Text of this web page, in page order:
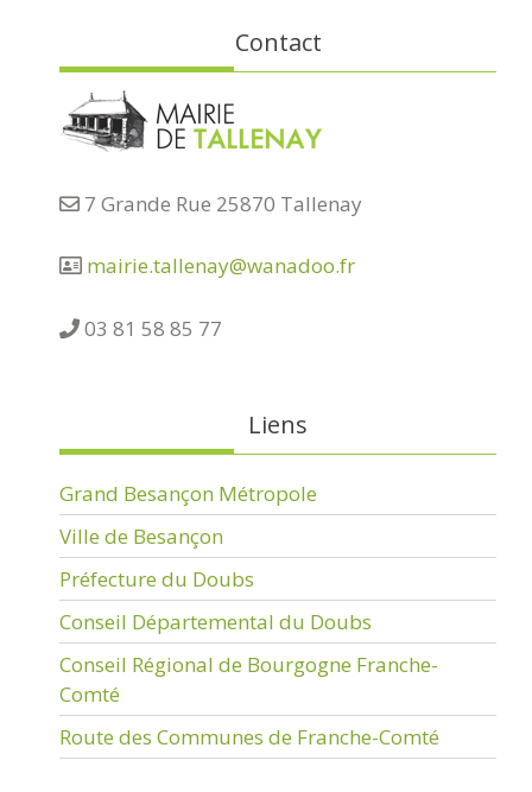
Contact
7 Grande Rue 25870 Tallenay
mairie.tallenay@wanadoo.fr
03 81 58 85 77
Liens
Grand Besançon Métropole
Ville de Besançon
Préfecture du Doubs
Conseil Départemental du Doubs
Conseil Régional de Bourgogne Franche-
Comté
Route des Communes de Franche-Comté